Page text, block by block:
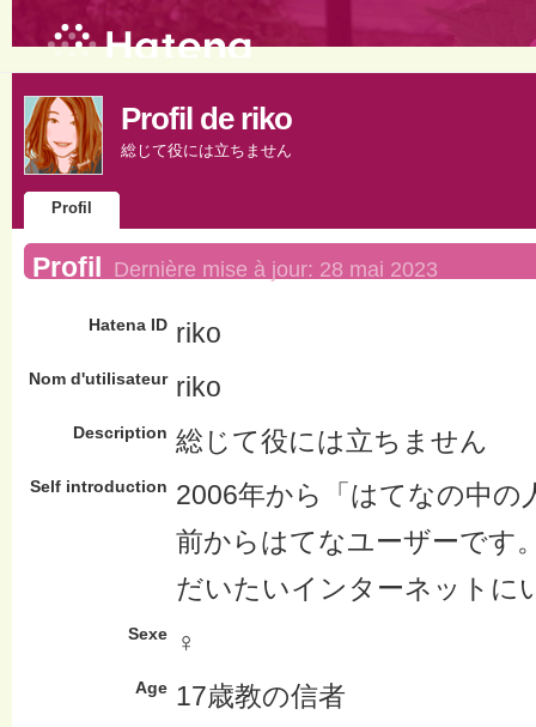
Profil de riko
総じて役には立ちません
Profil
Profil Dernière mise à jour: 28 mai 2023
Hatena ID riko
Nom d'utilisateur riko
Description 総じて役には立ちません
Self introduction 2006年から「はてなの中の
前からはてなユーザーです
だいたいインターネットに
Sexe ♀
Age 17歳教の信者